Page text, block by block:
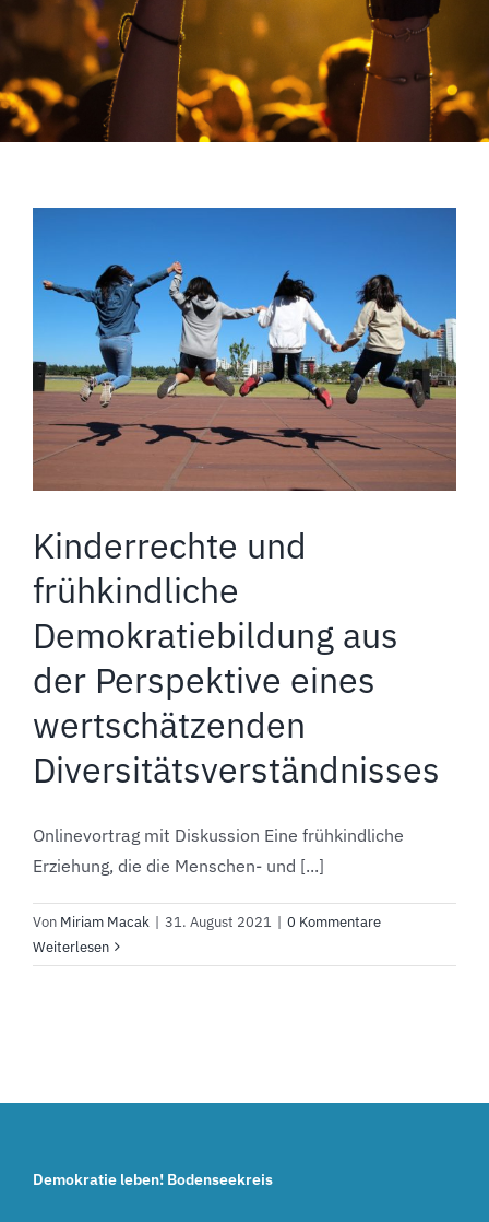
Kinderrechte und
frühkindliche
Demokratiebildung aus
der Perspektive eines
wertschätzenden
Diversitätsverständnisses
Onlinevortrag mit Diskussion Eine frühkindliche
Erziehung, die die Menschen- und [...]
Von Miriam Macak | 31. August 2021 | 0 Kommentare
Weiterlesen
Demokratie leben! Bodenseekreis